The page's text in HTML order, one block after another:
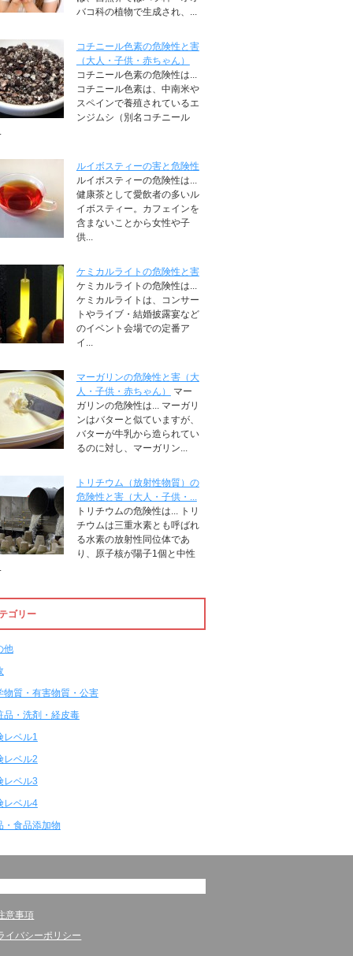
バコ科の植物で生成され、...
コチニール色素の危険性と害
（大人・子供・赤ちゃん）
コチニール色素の危険性は...
コチニール色素は、中南米や
スペインで養殖されているエ
ンジムシ（別名コチニール
ルイボスティーの害と危険性
ルイボスティーの危険性は...
健康茶として愛飲者の多いル
イボスティー。カフェインを
含まないことから女性や子
供...
ケミカルライトの危険性と害
ケミカルライトの危険性は...
ケミカルライトは、コンサー
トやライブ・結婚披露宴など
のイベント会場での定番ア
イ...
マーガリンの危険性と害（大
人・子供・赤ちゃん）
マー
ガリンの危険性は... マーガリ
ンはバターと似ていますが、
バターが牛乳から造られてい
るのに対し、マーガリン...
トリチウム（放射性物質）の
危険性と害（大人・子供・...
トリチウムの危険性は... トリ
チウムは三重水素とも呼ばれ
る水素の放射性同位体であ
り、原子核が陽子1個と中性
ゴリー
他
物質・有害物質・公害
品・洗剤・経皮毒
レベル1
レベル2
レベル3
レベル4
・食品添加物
意事項
イバシーポリシー